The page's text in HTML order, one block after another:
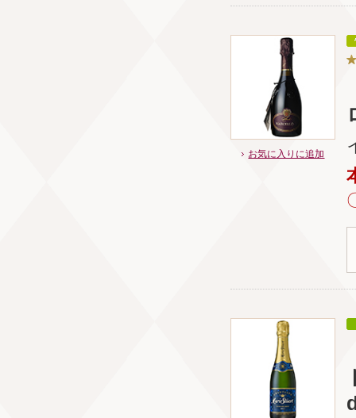
お気に入りに追加